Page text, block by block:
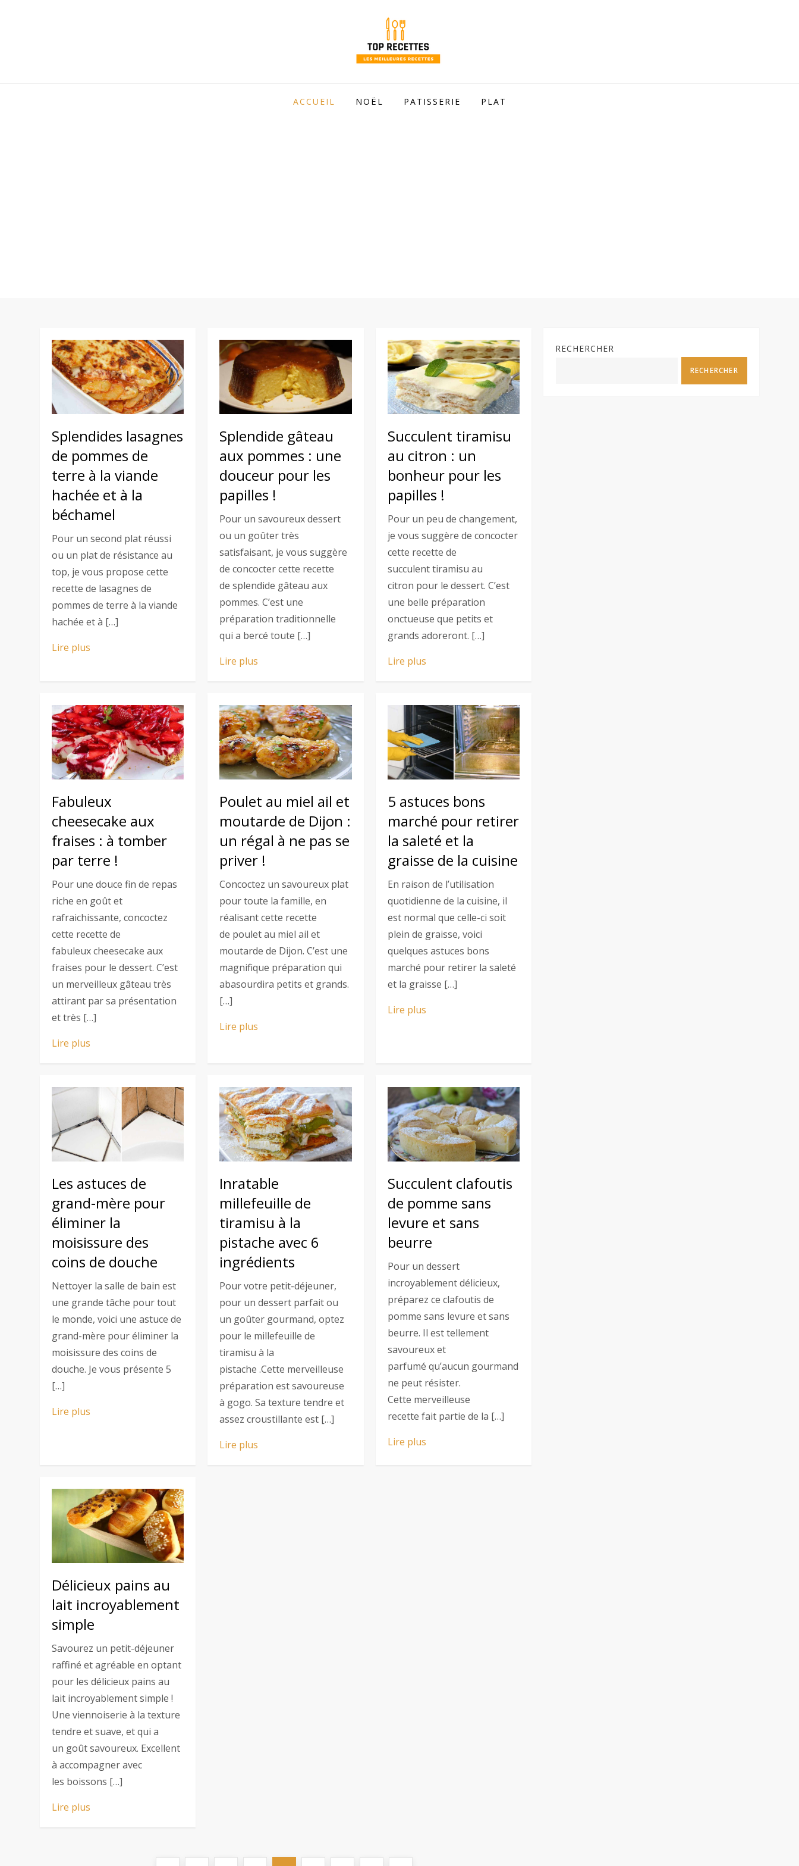
ACCUEIL NOËL PATISSERIE PLAT
Splendides lasagnes
de pommes de
terre à la viande
hachée et à la
béchamel
Pour un second plat réussi
ou un plat de résistance au
top, je vous propose cette
recette de lasagnes de
pommes de terre à la viande
hachée et à […]
Lire plus
Splendide gâteau
aux pommes : une
douceur pour les
papilles !
Pour un savoureux dessert
ou un goûter très
satisfaisant, je vous suggère
de concocter cette recette
de splendide gâteau aux
pommes. C’est une
préparation traditionnelle
qui a bercé toute […]
Lire plus
Succulent tiramisu
au citron : un
bonheur pour les
papilles !
Pour un peu de changement,
je vous suggère de concocter
cette recette de
succulent tiramisu au
citron pour le dessert. C’est
une belle préparation
onctueuse que petits et
grands adoreront. […]
Lire plus
Fabuleux
cheesecake aux
fraises : à tomber
par terre !
Pour une douce fin de repas
riche en goût et
rafraichissante, concoctez
cette recette de
fabuleux cheesecake aux
fraises pour le dessert. C’est
un merveilleux gâteau très
attirant par sa présentation
et très […]
Lire plus
Poulet au miel ail et
moutarde de Dijon :
un régal à ne pas se
priver !
Concoctez un savoureux plat
pour toute la famille, en
réalisant cette recette
de poulet au miel ail et
moutarde de Dijon. C’est une
magnifique préparation qui
abasourdira petits et grands.
[…]
Lire plus
5 astuces bons
marché pour retirer
la saleté et la
graisse de la cuisine
En raison de l’utilisation
quotidienne de la cuisine, il
est normal que celle-ci soit
plein de graisse, voici
quelques astuces bons
marché pour retirer la saleté
et la graisse […]
Lire plus
Les astuces de
grand-mère pour
éliminer la
moisissure des
coins de douche
Nettoyer la salle de bain est
une grande tâche pour tout
le monde, voici une astuce de
grand-mère pour éliminer la
moisissure des coins de
douche. Je vous présente 5
[…]
Lire plus
Inratable
millefeuille de
tiramisu à la
pistache avec 6
ingrédients
Pour votre petit-déjeuner,
pour un dessert parfait ou
un goûter gourmand, optez
pour le millefeuille de
tiramisu à la
pistache .Cette merveilleuse
préparation est savoureuse
à gogo. Sa texture tendre et
assez croustillante est […]
Lire plus
Succulent clafoutis
de pomme sans
levure et sans
beurre
Pour un dessert
incroyablement délicieux,
préparez ce clafoutis de
pomme sans levure et sans
beurre. Il est tellement
savoureux et
parfumé qu’aucun gourmand
ne peut résister.
Cette merveilleuse
recette fait partie de la […]
Lire plus
Délicieux pains au
lait incroyablement
simple
Savourez un petit-déjeuner
raffiné et agréable en optant
pour les délicieux pains au
lait incroyablement simple !
Une viennoiserie à la texture
tendre et suave, et qui a
un goût savoureux. Excellent
à accompagner avec
les boissons […]
Lire plus
RECHERCHER
RECHERCHER